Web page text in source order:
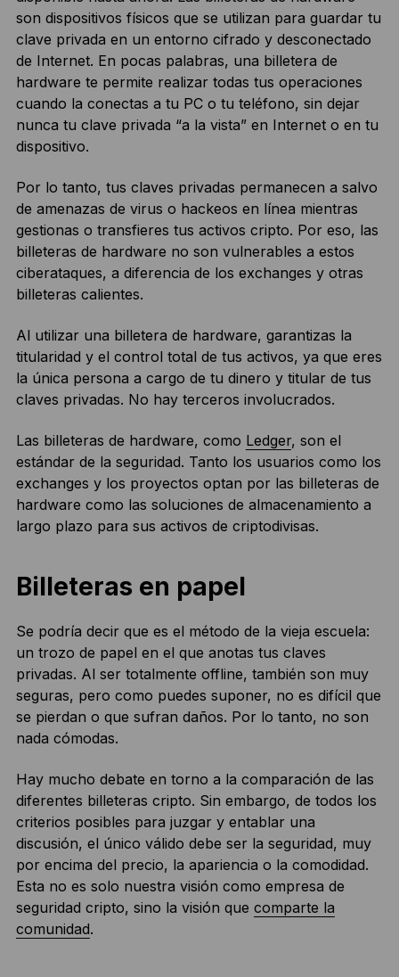
son dispositivos físicos que se utilizan para guardar tu
clave privada en un entorno cifrado y desconectado
de Internet. En pocas palabras, una billetera de
hardware te permite realizar todas tus operaciones
cuando la conectas a tu PC o tu teléfono, sin dejar
nunca tu clave privada “a la vista” en Internet o en tu
dispositivo.
Por lo tanto, tus claves privadas permanecen a salvo
de amenazas de virus o hackeos en línea mientras
gestionas o transfieres tus activos cripto. Por eso, las
billeteras de hardware no son vulnerables a estos
ciberataques, a diferencia de los exchanges y otras
billeteras calientes.
Al utilizar una billetera de hardware, garantizas la
titularidad y el control total de tus activos, ya que eres
la única persona a cargo de tu dinero y titular de tus
claves privadas. No hay terceros involucrados.
Las billeteras de hardware, como Ledger, son el
estándar de la seguridad. Tanto los usuarios como los
exchanges y los proyectos optan por las billeteras de
hardware como las soluciones de almacenamiento a
largo plazo para sus activos de criptodivisas.
Billeteras en papel
Se podría decir que es el método de la vieja escuela:
un trozo de papel en el que anotas tus claves
privadas. Al ser totalmente offline, también son muy
seguras, pero como puedes suponer, no es difícil que
se pierdan o que sufran daños. Por lo tanto, no son
nada cómodas.
Hay mucho debate en torno a la comparación de las
diferentes billeteras cripto. Sin embargo, de todos los
criterios posibles para juzgar y entablar una
discusión, el único válido debe ser la seguridad, muy
por encima del precio, la apariencia o la comodidad.
Esta no es solo nuestra visión como empresa de
seguridad cripto, sino la visión que comparte la
comunidad.